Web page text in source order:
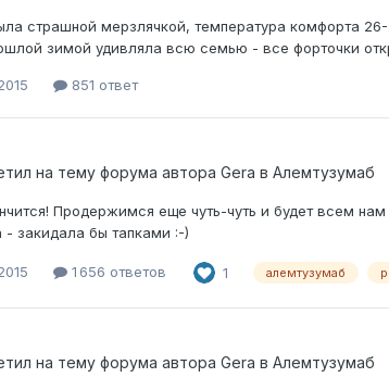
страшной мерзлячкой, температура комфорта 26-
зимой удивляла всю семью - все форточки
851 ответ
на тему форума автора Gera в Алемтузумаб
Продержимся еще чуть-чуть и будет всем
- закидала бы тапками :-)
1 656 ответов 1 алемтузумаб
на тему форума автора Gera в Алемтузумаб